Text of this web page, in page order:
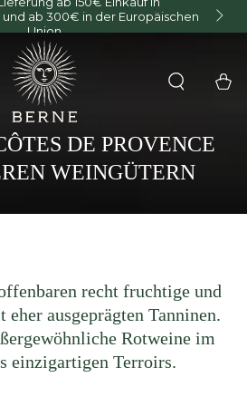
ab 300€ in der Europäischen
Union
DE PROVENCE
WEINGÜTERN
recht fruchtige und
ausgeprägten Tanninen.
Rotweine im
einzigartigen Terroirs.